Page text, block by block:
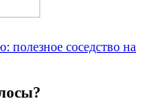
соседство на